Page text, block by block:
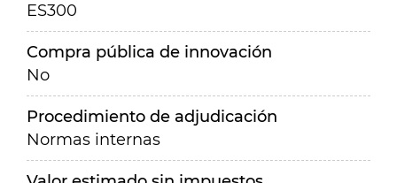
ES300
Compra pública de innovación
No
Procedimiento de adjudicación
Normas internas